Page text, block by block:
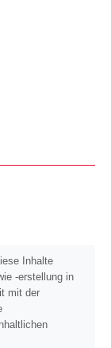
Inhalte
-erstellung in
mit der